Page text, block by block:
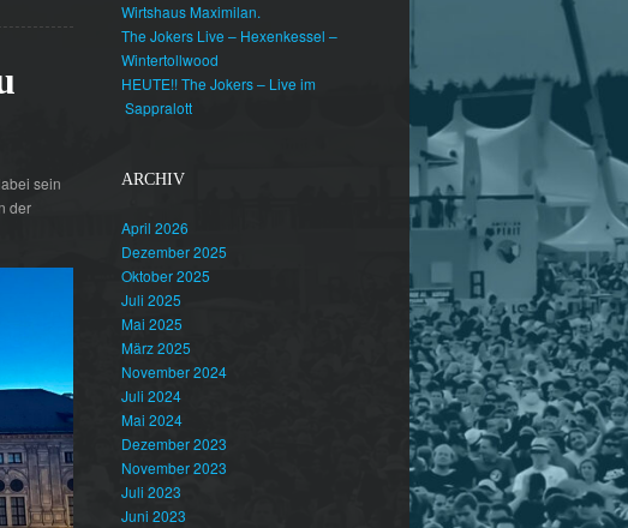
sein
der
Wirtshaus Maximilan.
The Jokers Live – Hexenkessel –
Wintertollwood
HEUTE!! The Jokers – Live im
Sappralott
ARCHIV
April 2026
Dezember 2025
Oktober 2025
Juli 2025
Mai 2025
März 2025
November 2024
Juli 2024
Mai 2024
Dezember 2023
November 2023
Juli 2023
Juni 2023